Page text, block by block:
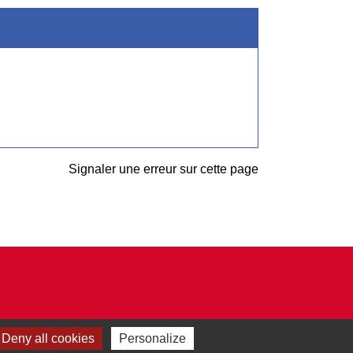
Signaler une erreur sur cette page
Deny all cookies Personalize